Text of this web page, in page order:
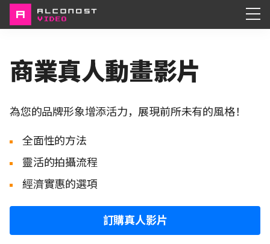
Portfolio
About
商業真人動畫影片
為您的品牌形象增添活力，展現前所未有的風格！
全面性的方法
靈活的拍攝流程
經濟實惠的選項
訂購真人影片